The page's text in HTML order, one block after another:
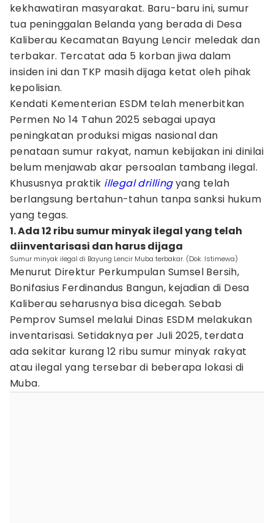
kekhawatiran masyarakat. Baru-baru ini, sumur
tua peninggalan Belanda yang berada di Desa
Kaliberau Kecamatan Bayung Lencir meledak dan
terbakar. Tercatat ada 5 korban jiwa dalam
insiden ini dan TKP masih dijaga ketat oleh pihak
kepolisian.
Kendati Kementerian ESDM telah menerbitkan
Permen No 14 Tahun 2025 sebagai upaya
peningkatan produksi migas nasional dan
penataan sumur rakyat, namun kebijakan ini dinilai
belum menjawab akar persoalan tambang ilegal.
Khususnya praktik illegal drillingyang telah
berlangsung bertahun-tahun tanpa sanksi hukum
yang tegas.
1. Ada 12 ribu sumur minyak ilegal yang telah
diinventarisasi dan harus dijaga
Sumur minyak ilegal di Bayung Lencir Muba terbakar. (Dok. Istimewa)
Menurut Direktur Perkumpulan Sumsel Bersih,
Bonifasius Ferdinandus Bangun, kejadian di Desa
Kaliberau seharusnya bisa dicegah. Sebab
Pemprov Sumsel melalui Dinas ESDM melakukan
inventarisasi. Setidaknya per Juli 2025, terdata
ada sekitar kurang 12 ribu sumur minyak rakyat
atau ilegal yang tersebar di beberapa lokasi di
Muba.